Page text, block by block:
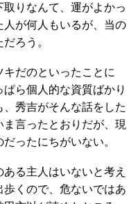
りなんて、運がよかっ
が何人もいるが、当の
ろう。
だのといったことに
ら個人的な資質ばかり
秀吉がそんな話をした
言ったとおりだが、現
ったにちがいない。
る主人はいないと考え
くので、危ないではあ